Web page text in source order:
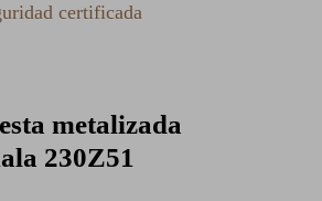
certificada
metalizada
230Z51